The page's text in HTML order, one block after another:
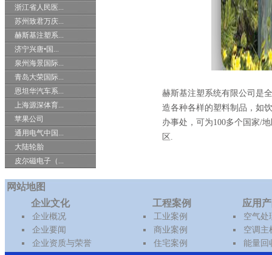
浙江省人民医...
苏州致君万庆...
赫斯基注塑系...
济宁兴唐•国...
泉州海景国际...
青岛大荣国际...
恩坦华汽车系...
上海源深体育...
苹果公司
通用电气中国...
大陆轮胎
皮尔磁电子（...
赫斯基注塑系统有限公司是
造各种各样的塑料制品，如
办事处，可为100多个国家/
区.
网站地图
企业文化
企业概况
企业要闻
企业资质与荣誉
工程案例
工业案例
商业案例
住宅案例
应用
空气处
空调主
能量回